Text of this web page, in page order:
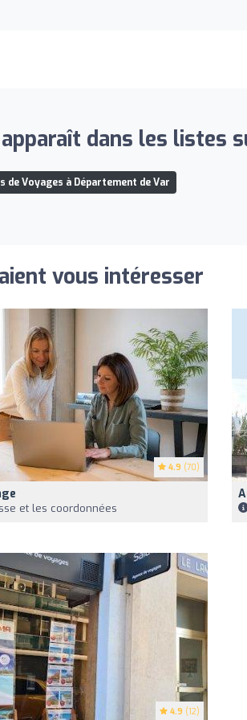
dans les listes
de Voyages à Département de Var
vous intéresser
4.9 (70)
et les coordonnées
4.9 (12)